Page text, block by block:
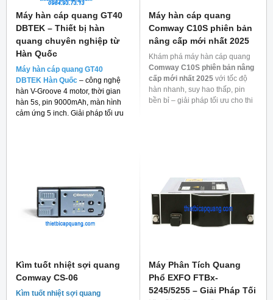
Máy hàn cáp quang GT40
DBTEK – Thiết bị hàn
quang chuyên nghiệp từ
Hàn Quốc
Máy hàn cáp quang GT40
DBTEK Hàn Quốc – công nghệ
hàn V-Groove 4 motor, thời gian
hàn 5s, pin 9000mAh, màn hình
cảm ứng 5 inch. Giải pháp tối ưu
Máy hàn cáp quang
Comway C10S phiên bản
nâng cấp mới nhất 2025
Khám phá máy hàn cáp quang
Comway C10S phiên bản nâng
cấp mới nhất 2025 với tốc độ
hàn nhanh, suy hao thấp, pin
bền bỉ – giải pháp tối ưu cho thi
Kìm tuốt nhiệt sợi quang
Comway CS-06
Kìm tuốt nhiệt sợi quang
Máy Phân Tích Quang
Phổ EXFO FTBx-
5245/5255 – Giải Pháp Tối